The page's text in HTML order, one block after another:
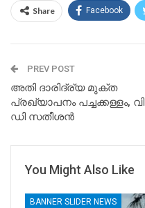
Share Facebook
PREV POST
അതി ദാരിദ്ര്യ മുക്ത
പ്രഖ്യാപനം പച്ചക്കള്ളം, വി
ഡി സതീശൻ
You Might Also Like
BANNER SLIDER NEWS